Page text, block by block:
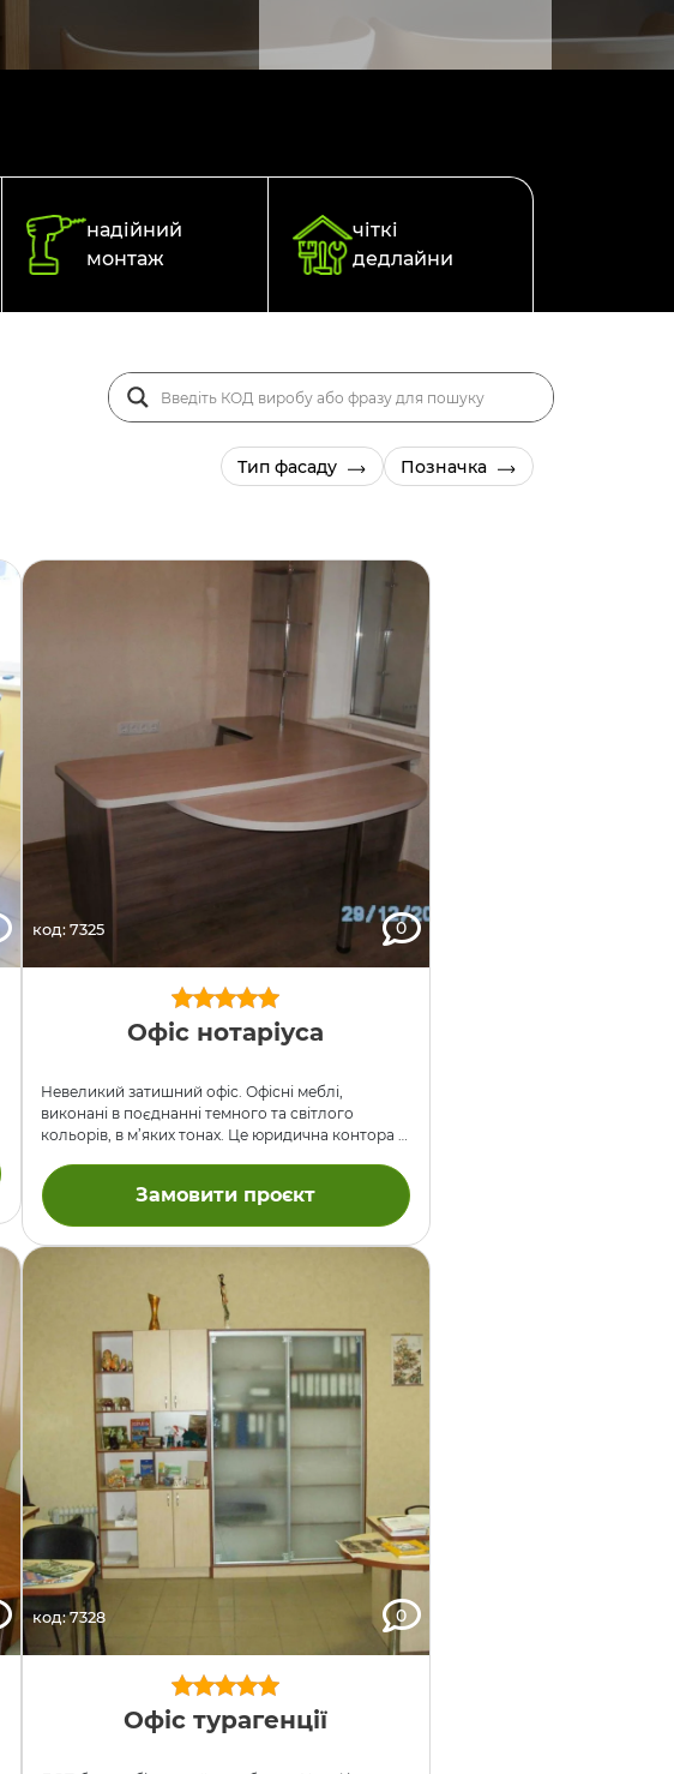
надійний
монтаж
чіткі
дедлайни
Тип фасаду Позначка
код: 7325 0
Офіс нотаріуса
Невеликий затишний офіс. Офісні меблі,
виконані в поєднанні темного та світлого
кольорів, в м’яких тонах. Це юридична контора в
Замовити проєкт
код: 7328 0
Офіс турагенції